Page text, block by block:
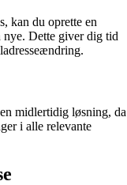
kan du oprette en
nye. Dette giver dig tid
midlertidig løsning, da
i alle relevante